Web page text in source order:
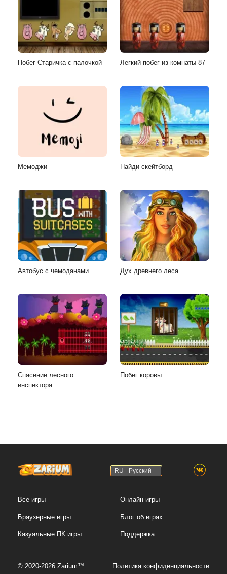
Побег Старичка с палочкой Легкий побег из комнаты 87
Мемоджи Найди скейтборд
Автобус с чемоданами Дух древнего леса
Спасение лесного
инспектора
Побег коровы
RU - Русский
Все игры
Браузерные игры
Казуальные ПК игры
Онлайн игры
Блог об играх
Поддержка
© 2020-2026 Zarium™ Политика конфиденциальности